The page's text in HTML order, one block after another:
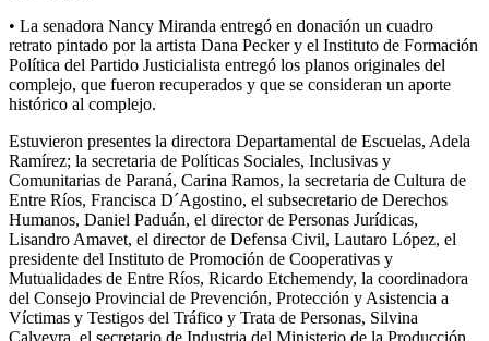
• La senadora Nancy Miranda entregó en donación un cuadro
retrato pintado por la artista Dana Pecker y el Instituto de Formación
Política del Partido Justicialista entregó los planos originales del
complejo, que fueron recuperados y que se consideran un aporte
histórico al complejo.
Estuvieron presentes la directora Departamental de Escuelas, Adela
Ramírez; la secretaria de Políticas Sociales, Inclusivas y
Comunitarias de Paraná, Carina Ramos, la secretaria de Cultura de
Entre Ríos, Francisca D´Agostino, el subsecretario de Derechos
Humanos, Daniel Paduán, el director de Personas Jurídicas,
Lisandro Amavet, el director de Defensa Civil, Lautaro López, el
presidente del Instituto de Promoción de Cooperativas y
Mutualidades de Entre Ríos, Ricardo Etchemendy, la coordinadora
del Consejo Provincial de Prevención, Protección y Asistencia a
Víctimas y Testigos del Tráfico y Trata de Personas, Silvina
Calveyra, el secretario de Industria del Ministerio de la Producción